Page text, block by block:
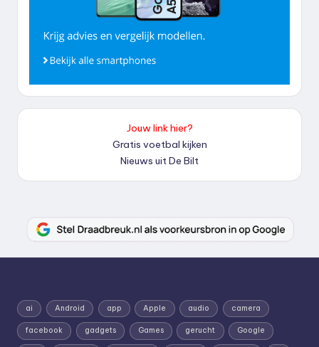
Jouw link hier?
Gratis voetbal kijken
Nieuws uit De Bilt
ai Android app Apple audio camera
facebook gadgets Games gerucht Google